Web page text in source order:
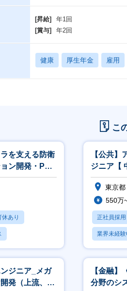
[昇給]
年1回
[賞与]
年2回
健康 厚生年金 雇用
こ
を支える防衛
ン開発・PM
休あり
【公共】
ジニア【
<564>
東京都
550万
正社員採用
業界未経験
賞与あり
ジニア_メガ
発（上流、開
【金融】
分野のシ